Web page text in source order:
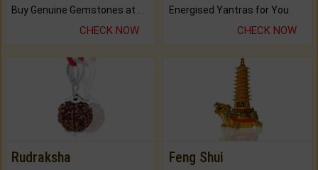
CHECK NOW
Energised Yantras for You.
CHECK NOW
Rudraksha Feng Shui